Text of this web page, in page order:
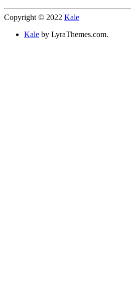
Copyright © 2022 Kale
Kale by LyraThemes.com.